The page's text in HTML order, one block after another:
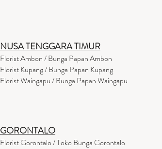
NUSA TENGGARA TIMUR
Florist Ambon / Bunga Papan Ambon
Florist Kupang / Bunga Papan Kupang
Florist Waingapu / Bunga Papan Waingapu
GORONTALO
Florist Gorontalo / Toko Bunga Gorontalo